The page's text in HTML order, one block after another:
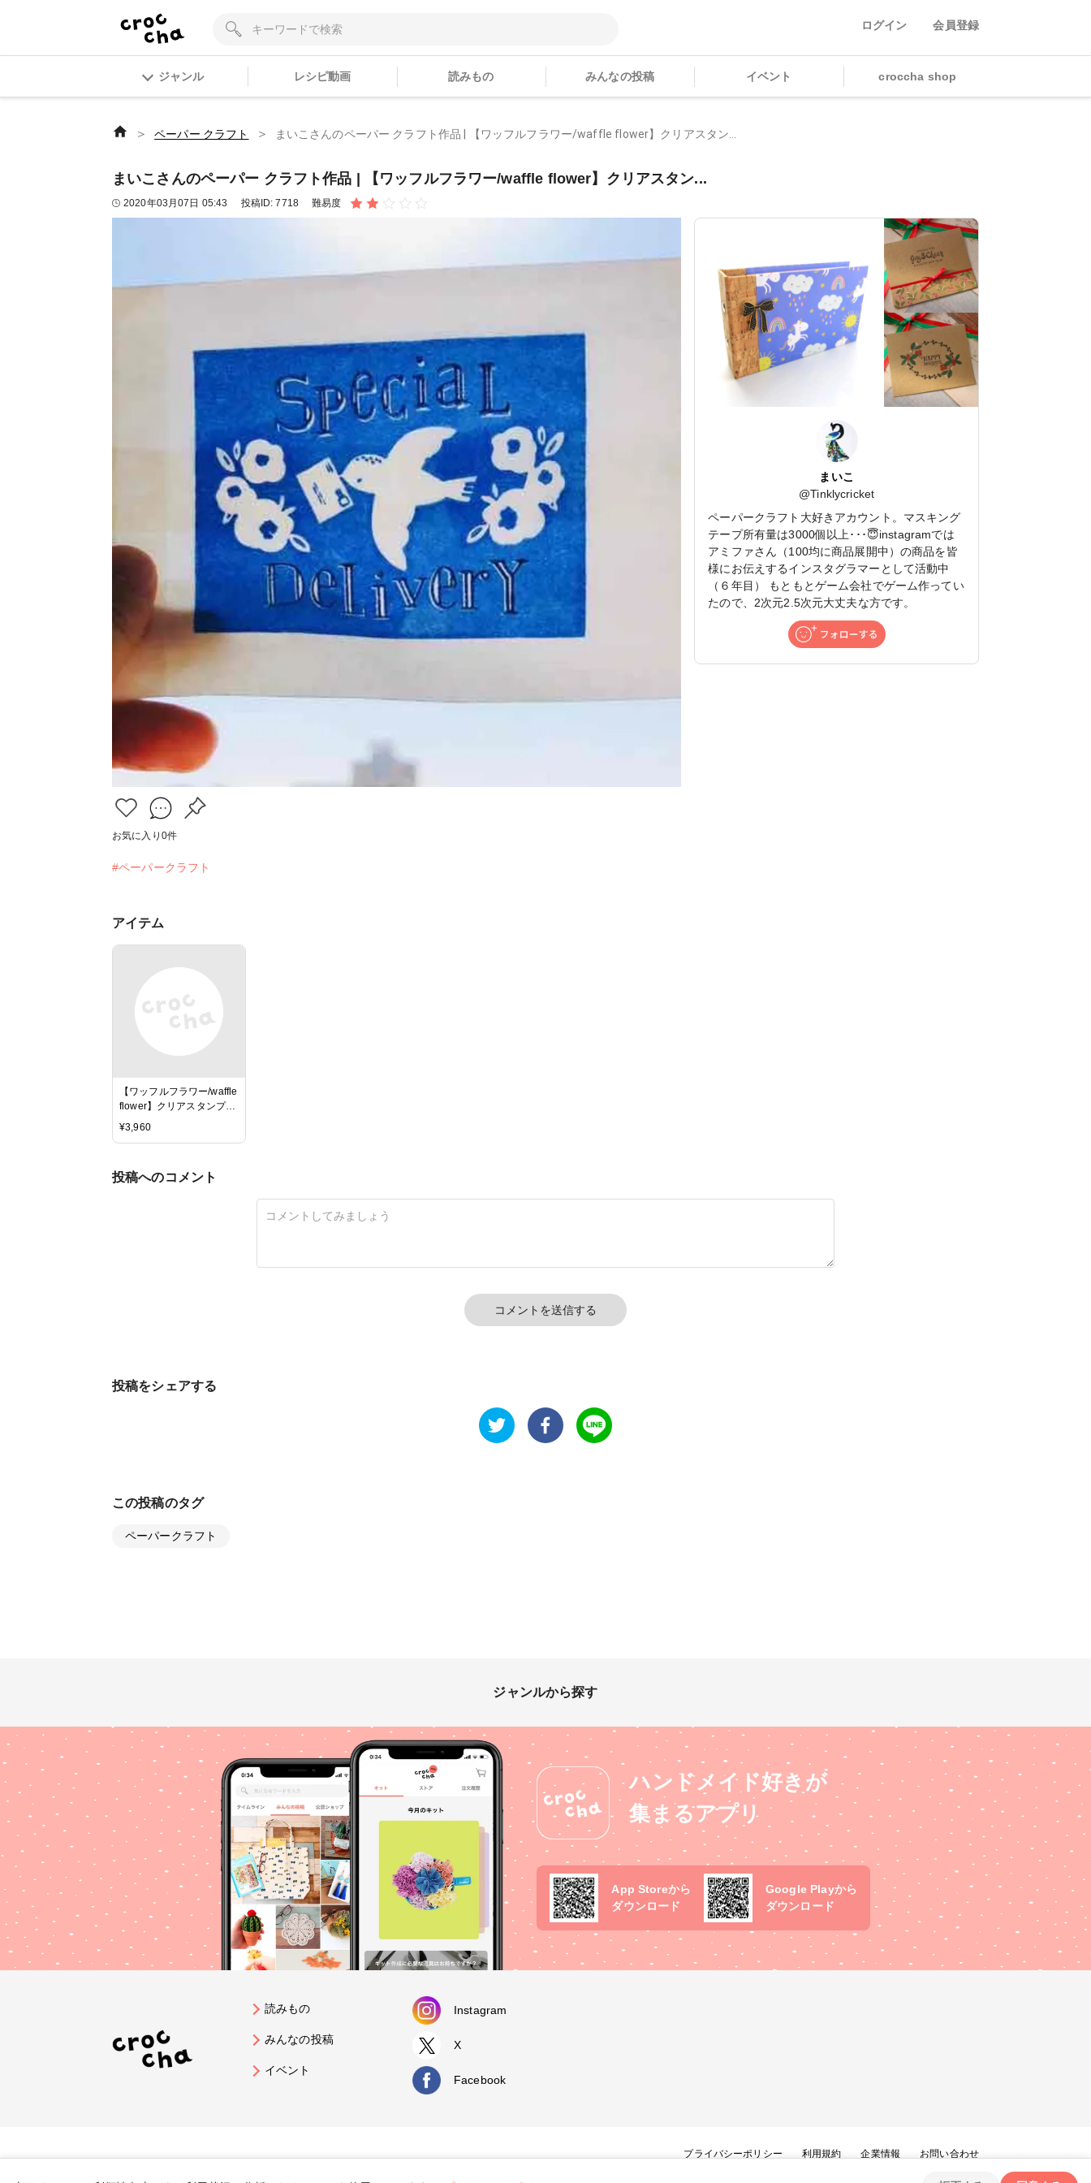
ログイン 会員登録
ジャンル レシピ動画 読みもの みんなの投稿 イベント croccha shop
＞ ペーパー クラフト ＞ まいこさんのペーパー クラフト作品 | 【ワッフルフラワー/waffle flower】クリアスタン...
まいこさんのペーパー クラフト作品 | 【ワッフルフラワー/waffle flower】クリアスタン...
2020年03月07日 05:43 投稿ID:7718 難易度
お気に入り 0件
#ペーパークラフト
まいこ
@Tinklycricket
ペーパークラフト大好きアカウント。マスキング
テープ所有量は3000個以上･･･😇instagramでは
アミファさん（100均に商品展開中）の商品を皆
様にお伝えするインスタグラマーとして活動中
（６年目） もともとゲーム会社でゲーム作ってい
たので、2次元2.5次元大丈夫な方です。
アイテム
【ワッフルフラワー/waffle
flower】クリアスタンプ＆
ダイセット -Special
Delivery
¥3,960
投稿へのコメント
コメントを送信する
投稿をシェアする
この投稿のタグ
ペーパークラフト
ジャンルから探す
ハンドメイド好きが
集まるアプリ
App Storeから
ダウンロード
Google Playから
ダウンロード
読みもの
みんなの投稿
イベント
Instagram
X
Facebook
プライバシーポリシー 利用規約 企業情報 お問い合わせ